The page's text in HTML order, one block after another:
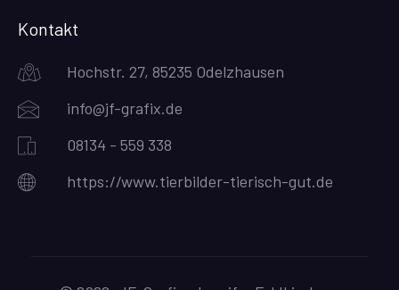
Kontakt
Hochstr. 27, 85235 Odelzhausen
info@jf-grafix.de
08134 - 559 338
https://www.tierbilder-tierisch-gut.de